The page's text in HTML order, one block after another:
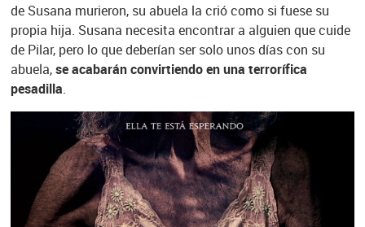
de Susana murieron, su abuela la crió como si fuese su
propia hija. Susana necesita encontrar a alguien que cuide
de Pilar, pero lo que deberían ser solo unos días con su
abuela,se acabarán convirtiendo en una terrorífica
pesadilla.